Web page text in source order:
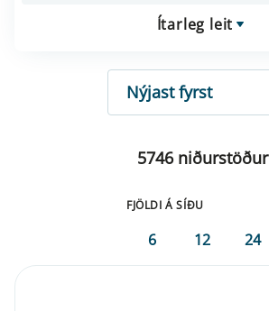
Ítarleg leit
RÖÐUN
5746 niðurstöður
FJÖLDI Á SÍÐU
6 12 24